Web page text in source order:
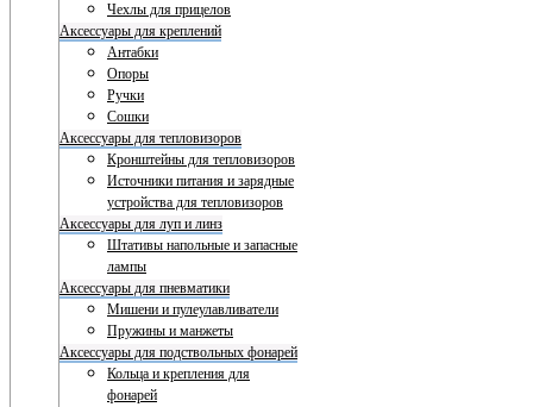
Чехлы для прицелов
Аксессуары для креплений
Антабки
Опоры
Ручки
Сошки
Аксессуары для тепловизоров
Кронштейны для тепловизоров
Источники питания и зарядные
устройства для тепловизоров
Аксессуары для луп и линз
Штативы напольные и запасные
лампы
Аксессуары для пневматики
Мишени и пулеулавливатели
Пружины и манжеты
Аксессуары для подствольных фонарей
Кольца и крепления для
фонарей